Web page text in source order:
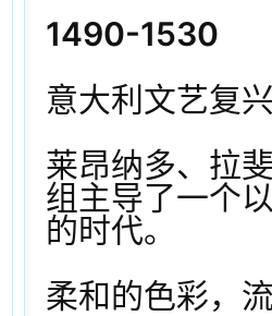
1490-1530
意大利文艺复
莱昂纳多、拉
组主导了一个
的时代。
柔和的色彩，